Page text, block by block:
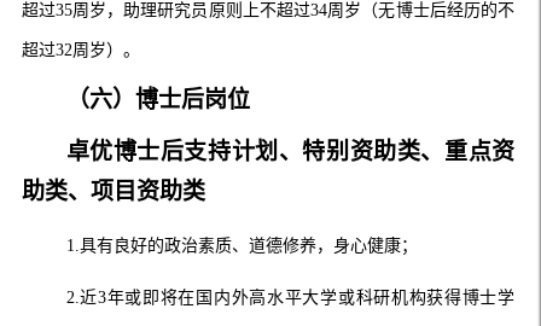
超过35周岁，助理研究员原则上不超过34周岁（无博士后经历的不
超过32周岁）。
（六）博士后岗位
卓优博士后支持计划、特别资助类、重点资
助类、项目资助类
1.具有良好的政治素质、道德修养，身心健康；
2.近3年或即将在国内外高水平大学或科研机构获得博士学